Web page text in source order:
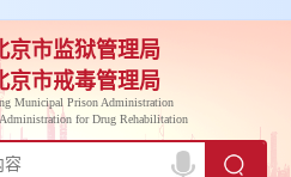
京市监狱管理局
京市戒毒管理局
Municipal Prison Administration
for Drug Rehabilitation